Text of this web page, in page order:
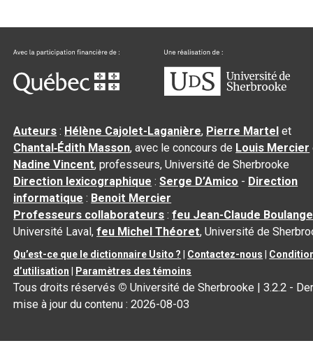
Auteurs : Hélène Cajolet-Laganière, Pierre Martel et
Chantal‑Édith Masson, avec le concours de Louis Mercier
Nadine Vincent, professeurs, Université de Sherbrooke
Direction lexicographique :Serge D’Amico - Direction
informatique : Benoit Mercier
Professeurs collaborateurs :feu Jean-Claude
Université Laval,feu Michel Théoret, Université de
Qu’est-ce que le dictionnaire Usito ? Contactez-nous
d’utilisation
Paramètres des témoins
Tous droits réservés © Université de Sherbrooke |3.2.2 -
mise à jour du contenu :2026-08-03